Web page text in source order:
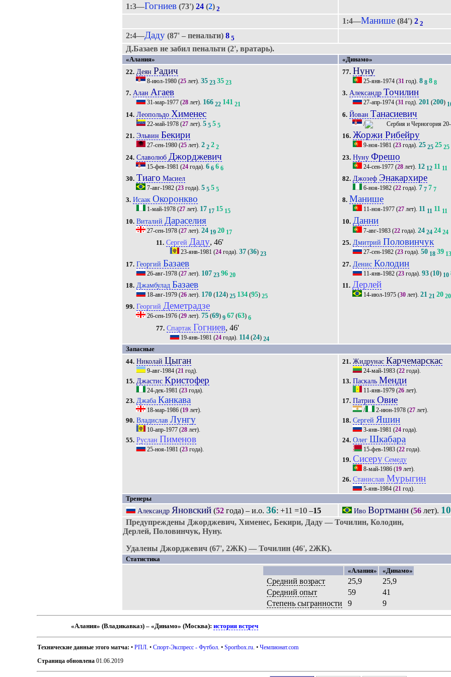
1:3—Гогниев (73')24 (2) 2
1:4—Манише (84')2 2
2:4—Даду (87' – пенальти)8 5
Д.Базаев не забил пенальти (2', вратарь).
«Алания» «Динамо»
22. Деян Радич
8-июл-1980 (25 лет).35 23 35 23
7. АланАгаев
31-мар-1977 (28 лет). 166 22 141 21
14. Леопольдо Хименес
22-май-1978 (27 лет).5 5 5 5
21. Эльвин Бекири
27-сен-1980 (25 лет).2 2 2 2
24. Славолюб Джорджевич
15-фев-1981 (24 года).6 6 6 6
30. Тиаго Масиел
7-авг-1982 (23 года).5 5 5 5
3. ИсаакОкоронкво
1-май-1978 (27 лет). 17 17 15 15
10. Виталий Дараселия
27-сен-1978 (27 лет).24 19 20 17
11. Сергей Даду, 46'
23-янв-1981 (24года). 37(36) 23
17. Георгий Базаев
26-авг-1978 (27 лет). 107 23 96 20
18. Джамбулад Базаев
18-авг-1979 (26 лет). 170 (124) 25 134 (95) 25
99. ГеоргийДеметрадзе
26-сен-1976 (29 лет).75 (69) 9 67 (63) 6
77. Спартак Гогниев, 46'
19-янв-1981 (24года). 114(24) 24
77. Нуну
25-янв-1974 (31 год).8 8 8 8
3. АлександрТочилин
27-апр-1974 (31 год).201 (200)
6. ЙованТанасиевич
/
16. Жоржи Рибейру
9-ноя-1981 (23 года).25 25 25 25
23. НунуФрешо
24-сен-1977 (28 лет). 12 12 11 11
82. Джозеф Энакархире
6-ноя-1982 (22 года).7 7 7 7
8. Манише
11-ноя-1977 (27 лет). 11 11 11 11
10. Данни
7-авг-1983 (22 года).24 24 24 24
25. Дмитрий Половинчук
27-сен-1982 (23 года).50 18 39 13
27. Денис Колодин
11-янв-1982 (23 года).93 (10) 10
11. Дерлей
14-июл-1975 (30 лет).21 21 20 20
Запасные
44. Николай Цыган
9-авг-1984 (21 год).
15. Джастис Кристофер
24-дек-1981 (23 года).
23. Джаба Канкава
18-мар-1986 (19 лет).
90. ВладиславЛунгу
10-апр-1977 (28 лет).
55. Руслан Пименов
25-ноя-1981 (23 года).
21. Жидрунас Карчемарскас
24-май-1983 (22 года).
13. Паскаль Менди
11-янв-1979 (26 лет).
17. ПатрикОвие
/ 2-июн-1978 (27 лет).
18. Сергей Яшин
3-янв-1981 (24 года).
24. Олег Шкабара
15-фев-1983 (22 года).
19. Сисеру Семеду
8-май-1986 (19 лет).
26. Станислав Мурыгин
5-янв-1984 (21 год).
Тренеры
Александр Яновский (52 года) – и.о.36: +11 =10 –15 Иво Вортманн (56 лет). 10
Предупреждены Джорджевич, Хименес, Бекири, Даду — Точилин, Колодин,
Дерлей, Половинчук, Нуну.
Удалены Джорджевич (67', 2ЖК) — Точилин (46', 2ЖК).
Статистика
«Алания»
«Динамо»
Средний возраст 25,9
25,9
Средний опыт
59
41
Степень сыгранности
9 9
«Алания» (Владикавказ) – «Динамо» (Москва): история встреч
Технические данные этого матча: •РПЛ . •Спорт-Экспресс - Футбол . •Sportbox.ru . •Чемпионат.com
Страница обновлена 01.06.2019